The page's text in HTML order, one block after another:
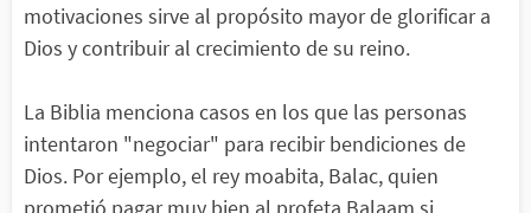
motivaciones sirve al propósito mayor de glorificar a
Dios y contribuir al crecimiento de su reino.
La Biblia menciona casos en los que las personas
intentaron "negociar" para recibir bendiciones de
Dios. Por ejemplo, el rey moabita, Balac, quien